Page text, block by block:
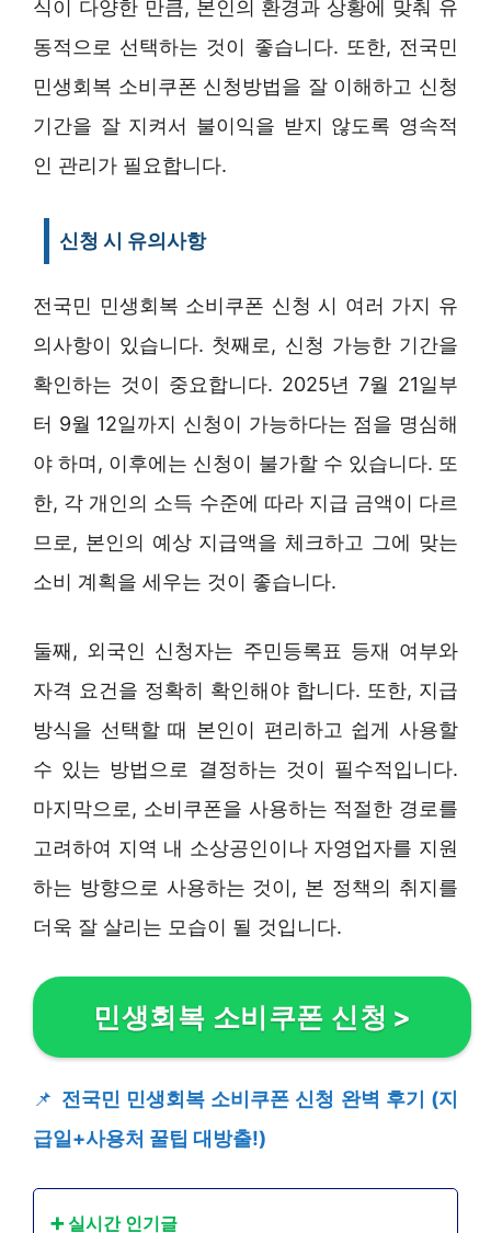
식이 다양한 만큼, 본인의 환경과 상황에 맞춰 유
동적으로 선택하는 것이 좋습니다. 또한, 전국민
민생회복 소비쿠폰 신청방법을 잘 이해하고 신청
기간을 잘 지켜서 불이익을 받지 않도록 영속적
인 관리가 필요합니다.
신청 시 유의사항
전국민 민생회복 소비쿠폰 신청 시 여러 가지 유
의사항이 있습니다. 첫째로, 신청 가능한 기간을
확인하는 것이 중요합니다. 2025년 7월 21일부
터 9월 12일까지 신청이 가능하다는 점을 명심해
야 하며, 이후에는 신청이 불가할 수 있습니다. 또
한, 각 개인의 소득 수준에 따라 지급 금액이 다르
므로, 본인의 예상 지급액을 체크하고 그에 맞는
소비 계획을 세우는 것이 좋습니다.
둘째, 외국인 신청자는 주민등록표 등재 여부와
자격 요건을 정확히 확인해야 합니다. 또한, 지급
방식을 선택할 때 본인이 편리하고 쉽게 사용할
수 있는 방법으로 결정하는 것이 필수적입니다.
마지막으로, 소비쿠폰을 사용하는 적절한 경로를
고려하여 지역 내 소상공인이나 자영업자를 지원
하는 방향으로 사용하는 것이, 본 정책의 취지를
더욱 잘 살리는 모습이 될 것입니다.
민생회복 소비쿠폰 신청 >
📌 전국민 민생회복 소비쿠폰 신청 완벽 후기 (지
급일+사용처 꿀팁 대방출!)
➕ 실시간 인기글